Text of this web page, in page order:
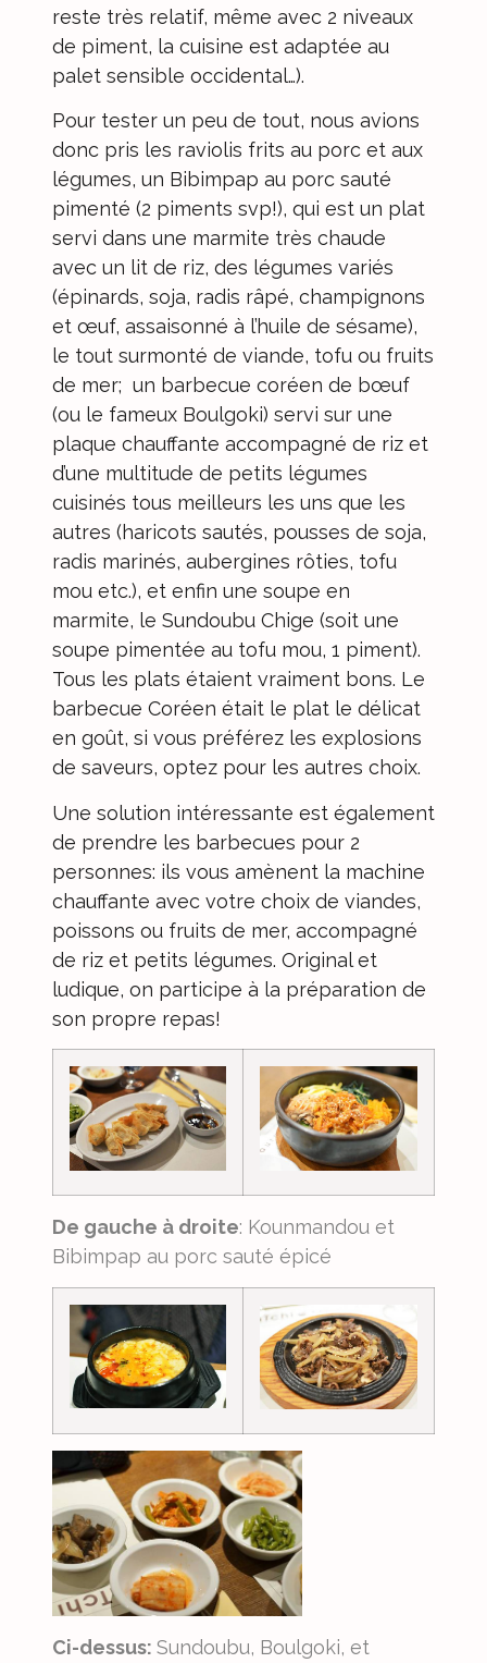
reste très relatif, même avec 2 niveaux
de piment, la cuisine est adaptée au
palet sensible occidental…).
Pour tester un peu de tout, nous avions
donc pris les raviolis frits au porc et aux
légumes, un Bibimpap au porc sauté
pimenté (2 piments svp!), qui est un plat
servi dans une marmite très chaude
avec un lit de riz, des légumes variés
(épinards, soja, radis râpé, champignons
et œuf, assaisonné à l’huile de sésame),
le tout surmonté de viande, tofu ou fruits
de mer; un barbecue coréen de bœuf
(ou le fameux Boulgoki) servi sur une
plaque chauffante accompagné de riz et
d’une multitude de petits légumes
cuisinés tous meilleurs les uns que les
autres (haricots sautés, pousses de soja,
radis marinés, aubergines rôties, tofu
mou etc.), et enfin une soupe en
marmite, le Sundoubu Chige (soit une
soupe pimentée au tofu mou, 1 piment).
Tous les plats étaient vraiment bons. Le
barbecue Coréen était le plat le délicat
en goût, si vous préférez les explosions
de saveurs, optez pour les autres choix.
Une solution intéressante est également
de prendre les barbecues pour 2
personnes: ils vous amènent la machine
chauffante avec votre choix de viandes,
poissons ou fruits de mer, accompagné
de riz et petits légumes. Original et
ludique, on participe à la préparation de
son propre repas!
De gauche à droite: Kounmandou et
Bibimpap au porc sauté épicé
Ci-dessus: Sundoubu, Boulgoki, et